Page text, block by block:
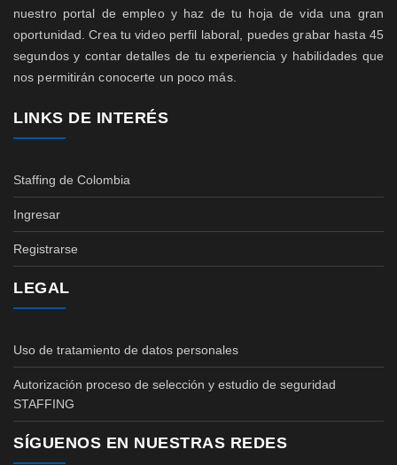
nuestro portal de empleo y haz de tu hoja de vida una gran
oportunidad. Crea tu video perfil laboral, puedes grabar hasta 45
segundos y contar detalles de tu experiencia y habilidades que
nos permitirán conocerte un poco más.
LINKS DE INTERÉS
Staffing de Colombia
Ingresar
Registrarse
LEGAL
Uso de tratamiento de datos personales
Autorización proceso de selección y estudio de seguridad
STAFFING
SÍGUENOS EN NUESTRAS REDES